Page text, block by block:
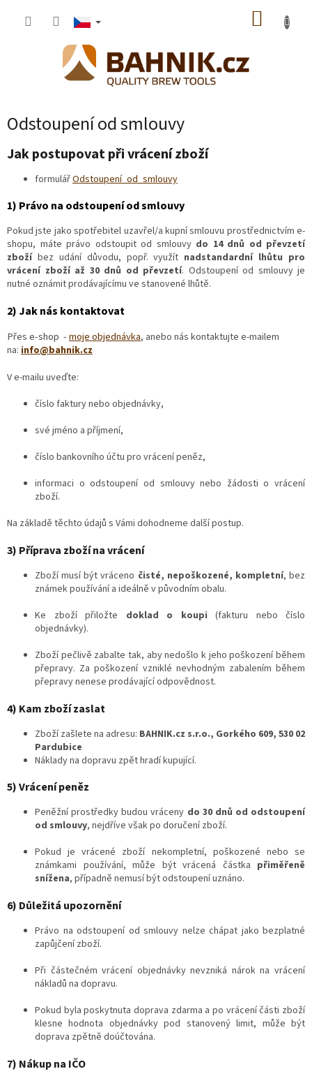
Odstoupení od smlouvy
Jak postupovat při vrácení zboží
formulářOdstoupení_od_smlouvy
1) Právo na odstoupení od smlouvy
Pokud jste jako spotřebitel uzavřel/a kupní smlouvu prostřednictvím e-
shopu, máte právo odstoupit od smlouvy do 14 dnů od převzetí
zbožíbez udání důvodu, popř. využít nadstandardní lhůtu pro
vrácení zboží až 30 dnů od převzetí. Odstoupení od smlouvy je
nutné oznámit prodávajícímu ve stanovené lhůtě.
2) Jak nás kontaktovat
Přes e-shop -moje objednávka, anebo nás kontaktujte e-mailem
na: info@bahnik.cz
V e-mailu uveďte:
číslo faktury nebo objednávky,
své jméno a příjmení,
číslo bankovního účtu pro vrácení peněz,
informaci o odstoupení od smlouvy nebo žádosti o vrácení
zboží.
Na základě těchto údajů s Vámi dohodneme další postup.
3) Příprava zboží na vrácení
Zboží musí být vráceno čisté, nepoškozené, kompletní, bez
známek používání a ideálně v původním obalu.
Ke zboží přiložte doklad o koupi (fakturu nebo číslo
objednávky).
Zboží pečlivě zabalte tak, aby nedošlo k jeho poškození během
přepravy. Za poškození vzniklé nevhodným zabalením během
přepravy nenese prodávající odpovědnost.
4) Kam zboží zaslat
Zboží zašlete na adresu: BAHNIK.cz s.r.o., Gorkého 609, 530 02
Pardubice
Náklady na dopravu zpět hradí kupující.
5) Vrácení peněz
Peněžní prostředky budou vráceny do 30 dnů od odstoupení
od smlouvy, nejdříve však po doručení zboží.
Pokud je vrácené zboží nekompletní, poškozené nebo se
známkami používání, může být vrácená částka přiměřeně
snížena, případně nemusí být odstoupení uznáno.
6) Důležitá upozornění
Právo na odstoupení od smlouvy nelze chápat jako bezplatné
zapůjčení zboží.
Při částečném vrácení objednávky nevzniká nárok na vrácení
nákladů na dopravu.
Pokud byla poskytnuta doprava zdarma a po vrácení části zboží
klesne hodnota objednávky pod stanovený limit, může být
doprava zpětně doúčtována.
7) Nákup na IČO